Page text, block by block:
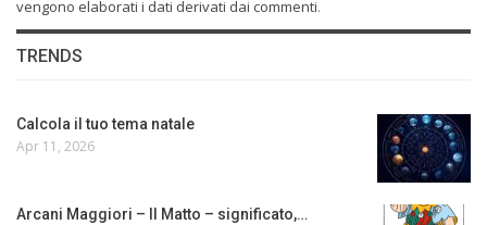
vengono elaborati i dati derivati dai commenti.
TRENDS
Calcola il tuo tema natale
Apr 11, 2026
Arcani Maggiori – Il Matto – significato,…